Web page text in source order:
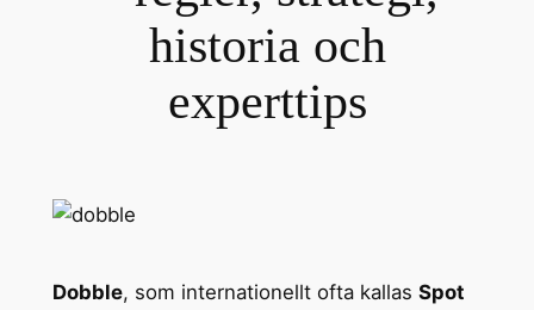
historia och
experttips
Dobble, som internationellt ofta kallas Spot